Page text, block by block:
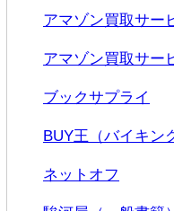
アマゾン買取サー
アマゾン買取サー
ブックサプライ
BUY王（バイキン
ネットオフ